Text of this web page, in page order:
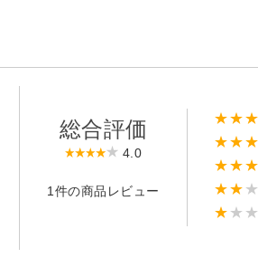
総合評価
4.0
1件の商品レビュー